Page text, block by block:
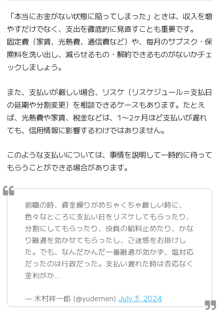
「本当にお金がない状態に陥ってしまった」ときは、収入を増
やすだけでなく、支出を徹底的に見直すことも重要です。
固定費（家賃、光熱費、通信費など）や、毎月のサブスク・保
険料を洗い出し、減らせるもの・解約できるものがないかチェ
ックしましょう。
また、支払いが厳しい場合、リスケ（リスケジュール＝支払日
の延期や分割変更）を相談できるケースもあります。たとえ
ば、光熱費や家賃、税金などは、1〜2ヶ月ほど支払いが遅れ
ても、信用情報に影響するわけではありません。
このような支払いについては、事情を説明して一時的に待って
もらうことができる場合があります。
前職の時、資金繰りがめちゃくちゃ厳しい時に、
色々なところに支払い日をリスケしてもらったり、
分割にしてもらったり、役員の給料止めたり、かな
り融通を効かせてもらったし、ご迷惑をお掛けし
た。でも、なんだかんだ一番融通が効かず、塩対応
だったのは行政だった。支払い遅れた時は否応なく
金利がか…
— 木村祥一郎 (@yudemen) July 3, 2024